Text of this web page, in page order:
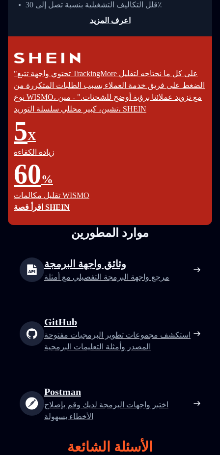
قلل التكاليف التشغيلية بنسبة تصل إلى 30٪
اعرف المزيد
"تحتوي واجهة تتبع TrackingMore على كل ما نحتاجه لتقليل
الضغط على فريق خدمة العملاء بسبب الطلبات المتكررة من
نوع WISMO، مع تزويد عملائنا برؤية أوضح للشحنات." - مين
تشين، كبير محللي سلسلة التوريد، SHEIN
5X
زيادة الكفاءة
60%
تقليل مكالمات WISMO
اقرأ قصة SHEIN
موارد المطورين
وثائق واجهة البرمجة
مرجع واجهة البرمجة التفصيلي مع أمثلة
GitHub
استكشف مجموعات تطوير البرمجيات مفتوحة
المصدر وأمثلة التعليمات البرمجية
Postman
اختبر واجهات البرمجة لديك وقم بإصلاح
الأخطاء بسهولة
الأسئلة الشائعة